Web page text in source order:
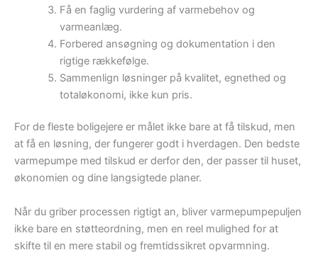
Få en faglig vurdering af varmebehov og
varmeanlæg.
Forbered ansøgning og dokumentation i den
rigtige rækkefølge.
Sammenlign løsninger på kvalitet, egnethed og
totaløkonomi, ikke kun pris.
For de fleste boligejere er målet ikke bare at få tilskud, men
at få en løsning, der fungerer godt i hverdagen. Den bedste
varmepumpe med tilskud er derfor den, der passer til huset,
økonomien og dine langsigtede planer.
Når du griber processen rigtigt an, bliver varmepumpepuljen
ikke bare en støtteordning, men en reel mulighed for at
skifte til en mere stabil og fremtidssikret opvarmning.